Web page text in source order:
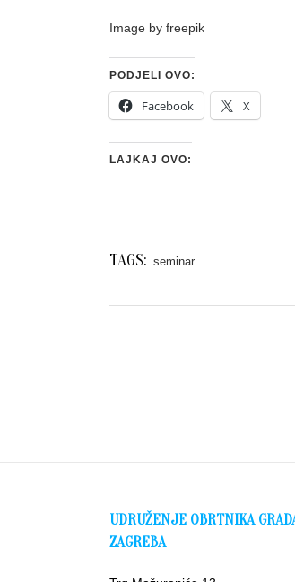
Image by freepik
PODJELI OVO:
Facebook X
LAJKAJ OVO:
TAGS: seminar
UDRUŽENJE OBRTNIKA
ZAGREBA